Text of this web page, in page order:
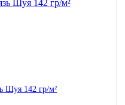
Шуя 142 гр/м²